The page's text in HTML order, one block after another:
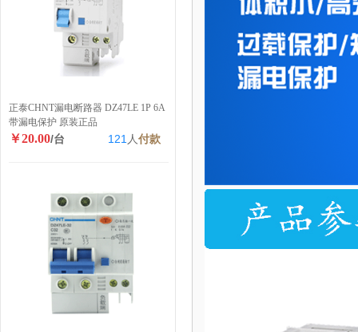
正泰CHNT漏电断路器 DZ47LE 1P 6A
带漏电保护 原装正品
￥20.00/台 121 人付款